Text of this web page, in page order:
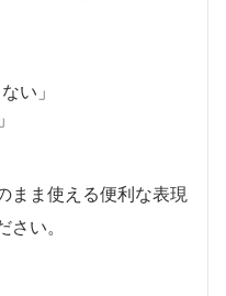
い」
まま使える便利な表現
い。